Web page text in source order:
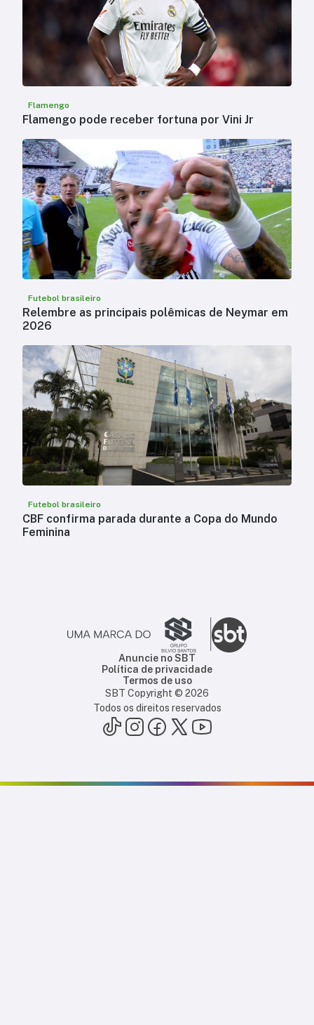
Flamengo
Flamengo pode receber fortuna por Vini Jr
Futebol brasileiro
Relembre as principais polêmicas de Neymar em
2026
Futebol brasileiro
CBF confirma parada durante a Copa do Mundo
Feminina
Anuncie no SBT
Política de privacidade
Termos de uso
SBT Copyright © 2026
Todos os direitos reservados